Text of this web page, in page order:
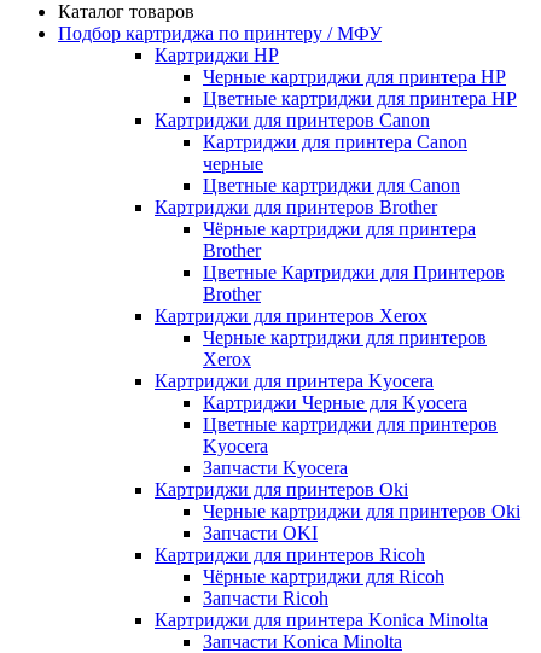
Каталог товаров
Подбор картриджа по принтеру / МФУ
Картриджи HP
Черные картриджи для принтера HP
Цветные картриджи для принтера HP
Картриджи для принтеров Сanon
Картриджи для принтера Сanon
черные
Цветные картриджи для Сanon
Картриджи для принтеров Brother
Чёрные картриджи для принтера
Brother
Цветные Картриджи для Принтеров
Brother
Картриджи для принтеров Xerox
Черные картриджи для принтеров
Xerox
Картриджи для принтера Kyocera
Картриджи Черные для Kyocera
Цветные картриджи для принтеров
Kyocera
Запчасти Kyocera
Картриджи для принтеров Oki
Черные картриджи для принтеров Oki
Запчасти OKI
Картриджи для принтеров Ricoh
Чёрные картриджи для Ricoh
Запчасти Ricoh
Картриджи для принтера Konica Minolta
Запчасти Koniсa Minolta